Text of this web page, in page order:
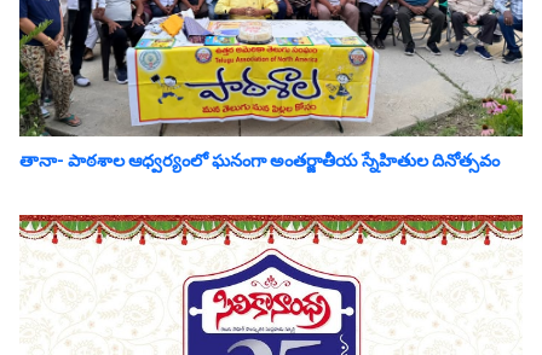
తానా- పాఠశాల ఆధ్వర్యంలో ఘనంగా అంతర్జాతీయ స్నేహితుల దినోత్సవం